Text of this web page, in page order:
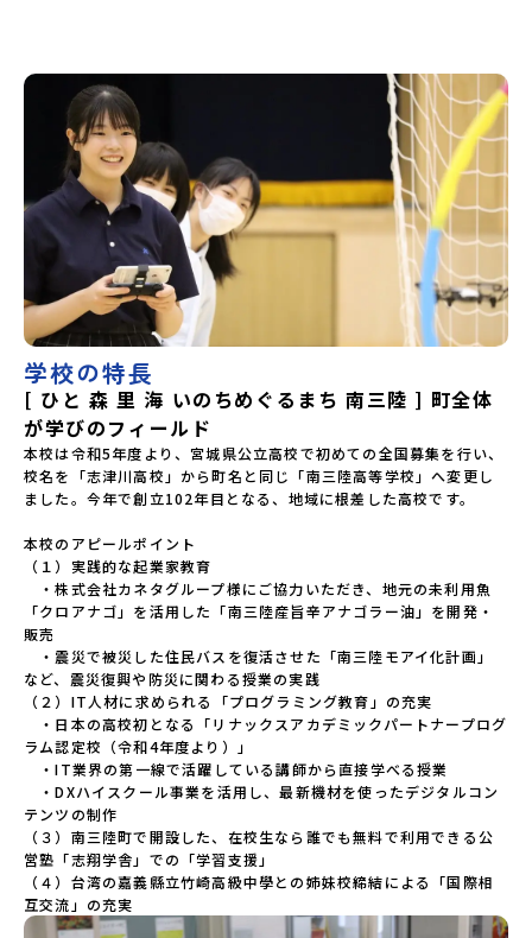
内容を紹介します。後半では高校生視点の本音トーク！登壇
する生徒や寄せられる質問によって、その時だけの生の声を
お届けしています。⚪︎これまでの説明会ではこんなお話をして
くれました。・南三陸のおすすめポイント・南三陸高校に来
てみて気づいたこと、変化したこと・地元の普通が、外から
見たら特別だった話・飛び込む留学生、迎え入れる地元生・
南三陸での高校生活、実際どう？・どんな人におすすめ？----
-はじめから強い想い、覚悟を持っていなくても、大丈夫で
す。 何かやってみたい。学んでみたい。挑戦したい。素直で
小さく感じる想いでも、その一歩を、私たちは全力で応援し
ます。
学校の特長
[ ひと 森 里 海 いのちめぐるまち 南三陸 ] 町全体
が学びのフィールド
本校は令和5年度より、宮城県公立高校で初めての全国募集を行い、
校名を「志津川高校」から町名と同じ「南三陸高等学校」へ変更し
ました。今年で創立102年目となる、地域に根差した高校です。
本校のアピールポイント
（１）実践的な起業家教育
・株式会社カネタグループ様にご協力いただき、地元の未利用魚
「クロアナゴ」を活用した「南三陸産旨辛アナゴラー油」を開発・
販売
・震災で被災した住民バスを復活させた「南三陸モアイ化計画」
など、震災復興や防災に関わる授業の実践
（２）IT人材に求められる「プログラミング教育」の充実
・日本の高校初となる「リナックスアカデミックパートナープログ
ラム認定校（令和4年度より）」
・IT業界の第一線で活躍している講師から直接学べる授業
・DXハイスクール事業を活用し、最新機材を使ったデジタルコン
テンツの制作
（３）南三陸町で開設した、在校生なら誰でも無料で利用できる公
営塾「志翔学舎」での「学習支援」
（４）台湾の嘉義縣立竹崎高級中學との姉妹校締結による「国際相
互交流」の充実